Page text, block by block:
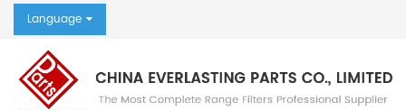
Language